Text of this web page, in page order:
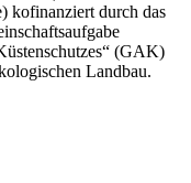
kofinanziert durch das
(GAK)
Landbau.